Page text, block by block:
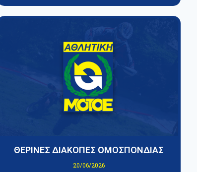
ΘΕΡΙΝΕΣ ΔΙΑΚΟΠΕΣ ΟΜΟΣΠΟΝΔΙΑΣ
20/06/2026